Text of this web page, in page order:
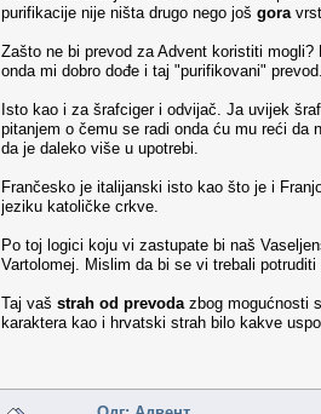
purifikacije nije ništa drugo nego još gora
Zašto ne bi prevod za Advent koristiti
onda mi dobro dođe i taj "purifikovani"
Isto kao i za šrafciger i odvijač. Ja uvijek
pitanjem o čemu se radi onda ću mu reći da
da je daleko više u upotrebi.
Frančesko je italijanski isto kao što je i
jeziku katoličke crkve.
Po toj logici koju vi zastupate bi naš
Vartolomej. Mislim da bi se vi trebali
Taj vaš strah od prevoda zbog mogućnosti
karaktera kao i hrvatski strah bilo kakve